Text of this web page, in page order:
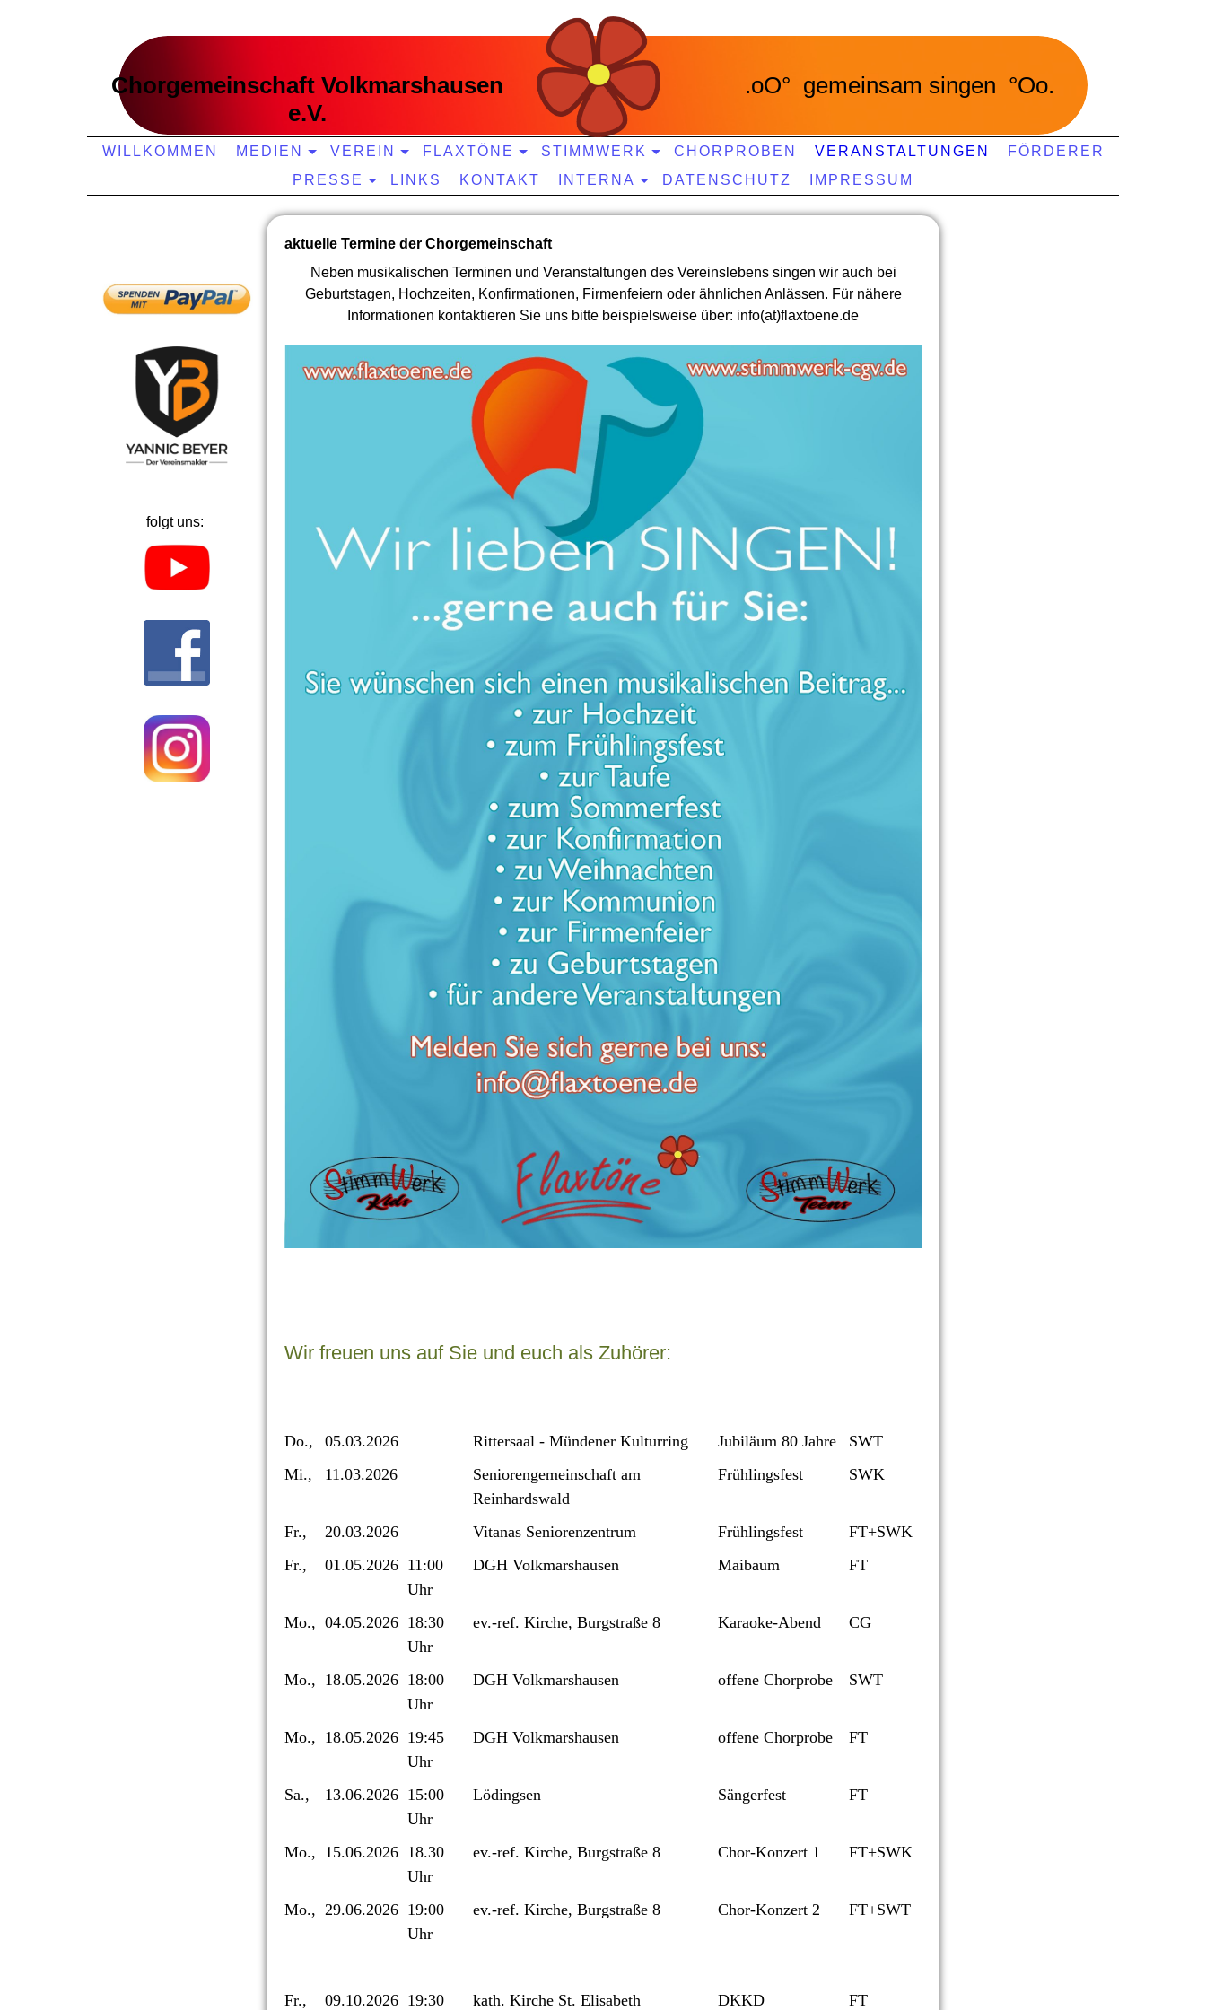
Chorgemeinschaft Volkmarshausen
e.V.
.oO° gemeinsam singen °Oo.
WILLKOMMEN MEDIEN VEREIN FLAXTÖNE STIMMWERK CHORPROBEN VERANSTALTUNGEN
FÖRDERER
PRESSE
LINKS KONTAKT INTERNA DATENSCHUTZ IMPRESSUM
aktuelle Termine der Chorgemeinschaft
Neben musikalischen Terminen und Veranstaltungen des Vereinslebens singen wir auch bei
Geburtstagen, Hochzeiten, Konfirmationen, Firmenfeiern oder ähnlichen Anlässen. Für nähere
Informationen kontaktieren Sie uns bitte beispielsweise über: info(at)flaxtoene.de
Wir freuen uns auf Sie und euch als Zuhörer:
Do., 05.03.2026 Rittersaal - Mündener Kulturring Jubiläum 80 Jahre
SWT
Mi.,
11.03.2026
Seniorengemeinschaft am
Reinhardswald
Frühlingsfest SWK
Fr., 20.03.2026 Vitanas Seniorenzentrum Frühlingsfest
FT+SWK
Fr.,
01.05.2026 11:00
Uhr
DGH Volkmarshausen Maibaum FT
Mo., 04.05.2026 18:30
Uhr
ev.-ref. Kirche, Burgstraße 8 Karaoke-Abend CG
Mo., 18.05.2026 18:00
Uhr
DGH Volkmarshausen offene Chorprobe SWT
Mo., 18.05.2026 19:45
Uhr
DGH Volkmarshausen offene Chorprobe FT
Sa., 13.06.2026 15:00
Uhr
Lödingsen Sängerfest FT
Mo., 15.06.2026 18.30
Uhr
ev.-ref. Kirche, Burgstraße 8 Chor-Konzert 1 FT+SWK
Mo., 29.06.2026 19:00
Uhr
ev.-ref. Kirche, Burgstraße 8 Chor-Konzert 2 FT+SWT
Fr., 09.10.2026 19:30 kath. Kirche St. Elisabeth DKKD FT
folgt uns: